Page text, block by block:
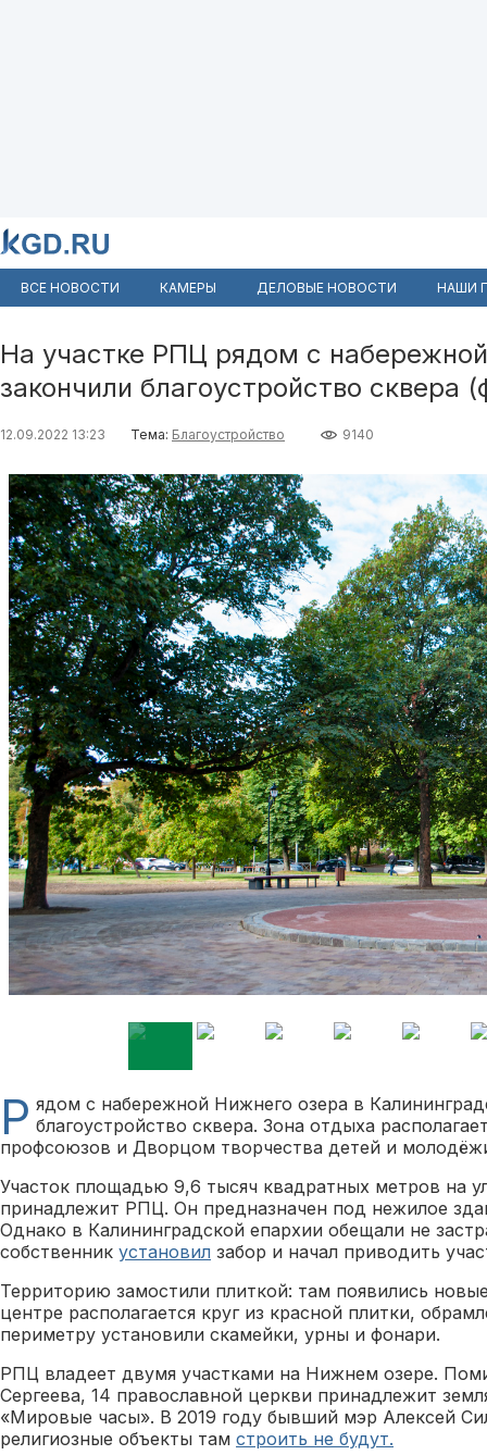
ВСЕ НОВОСТИ КАМЕРЫ ДЕЛОВЫЕ НОВОСТИ НАШИ
На участке РПЦ рядом с
закончили благоустройство сквера
12.09.2022 13:23 Тема: Благоустройство 9140
Р ядом с набережной Нижнего озера в
благоустройство сквера. Зона отдыха
профсоюзов и Дворцом творчества детей и
Участок площадью 9,6 тысяч квадратных метров на
принадлежит РПЦ. Он предназначен под нежилое
Однако в Калининградской епархии обещали не
собственник установил забор и начал приводить
Территорию замостили плиткой: там появились
центре располагается круг из красной плитки,
периметру установили скамейки, урны и фонари.
РПЦ владеет двумя участками на Нижнем озере.
Сергеева, 14 православной церкви принадлежит
«Мировые часы». В 2019 году бывший мэр Алексей
религиозные объекты там строить не будут.